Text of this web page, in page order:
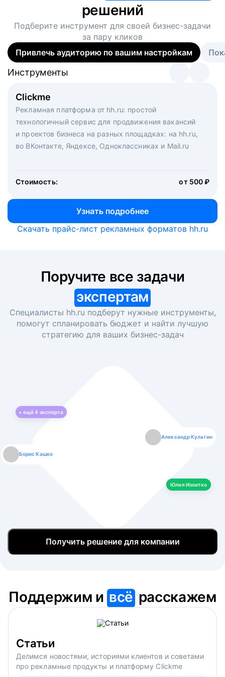
решений
Подберите инструмент для своей бизнес-задачи
за пару кликов
Привлечь аудиторию по вашим настройкам
Clickme
Рекламная платформа от hh.ru: простой
технологичный сервис для продвижения вакансий
и проектов бизнеса на разных площадках: на hh.ru,
во ВКонтакте, Яндексе, Одноклассниках и Mail.ru
Стоимость: от 500 ₽
Узнать подробнее
Инструменты
Вакансия дня
Рекламный формат для вакансий на главной странице
hh.ru. Увеличивает количество откликов
Инструменты
Массовый подбор под ключ. Решите, сколько
кандидатов и когда вам нужно, и за дело возьмутся
маркетологи, рекрутеры и проектные менеджеры
hh.ru с целым набором digital-инструментов
Инструменты
Скачать прайс-лист рекламных форматов hh.ru
экспертам
Специалисты hh.ru подберут нужные инструменты,
помогут спланировать бюджет и найти лучшую
стратегию для ваших бизнес-задач
+ ещё4 эксперта
Борис Кашко
Александр Кулагин
Юлия Изоитко
Юлия Изоитко
Даниил Макаров
Александр Кулагин
Екатерина Лазаренко
Даниил Макаров
Борис Кашко
Екатерина Лазаренко
Юлия Изоитко
Получить решение для компании
Поддержим ивсё расскажем
Статьи
Делимся новостями, историями клиентов и советами
про рекламные продукты и платформу Clickme